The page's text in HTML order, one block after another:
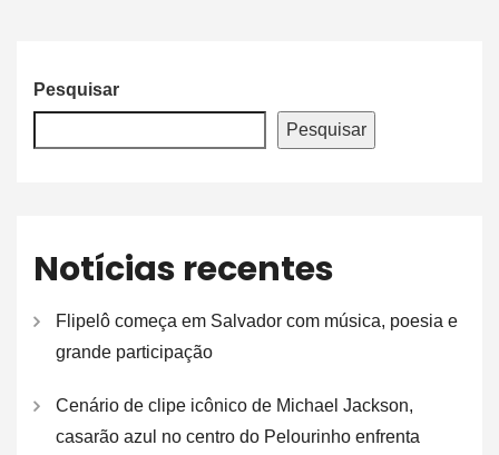
Pesquisar
Pesquisar
Notícias recentes
Flipelô começa em Salvador com música, poesia e
grande participação
Cenário de clipe icônico de Michael Jackson,
casarão azul no centro do Pelourinho enfrenta